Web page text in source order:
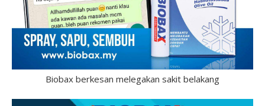
Biobax berkesan melegakan sakit belakang